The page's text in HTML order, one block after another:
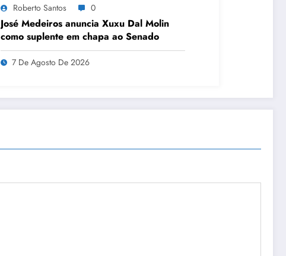
Roberto Santos 0
José Medeiros anuncia Xuxu Dal Molin
como suplente em chapa ao Senado
7 De Agosto De 2026